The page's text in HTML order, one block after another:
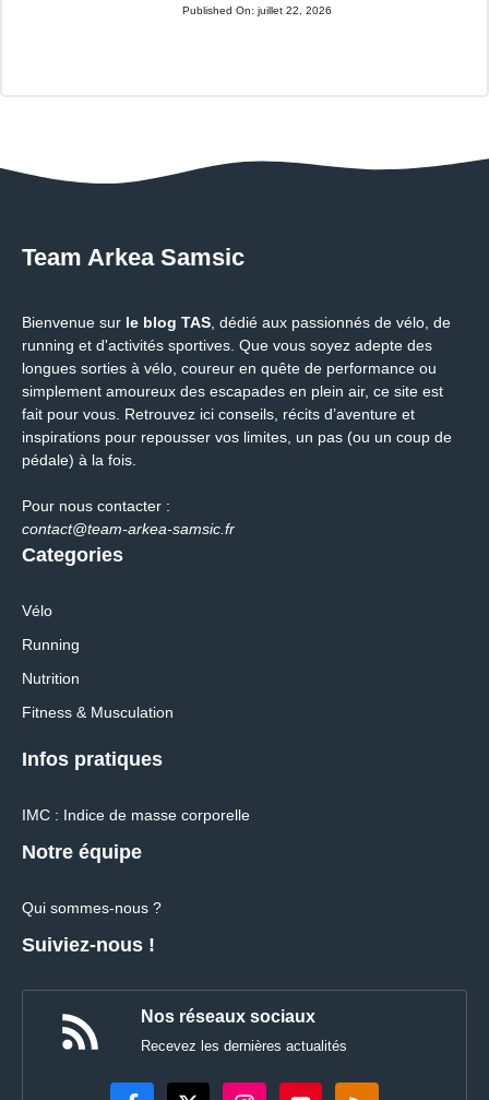
Published On: juillet 22, 2026
Team Arkea Samsic
Bienvenue sur le blog TAS , dédié aux passionnés de vélo, de
running et d'activités sportives. Que vous soyez adepte des
longues sorties à vélo, coureur en quête de performance ou
simplement amoureux des escapades en plein air, ce site est
fait pour vous. Retrouvez ici conseils, récits d’aventure et
inspirations pour repousser vos limites, un pas (ou un coup de
pédale) à la fois.
Pour nous contacter :
contact@team-arkea-samsic.fr
Categories
Vélo
Running
Nutrition
Fitness & Musculation
Infos pratiques
IMC : Indice de masse corporelle
Notre équipe
Qui sommes-nous ?
Suiviez-nous !
Nos réseaux sociaux
Recevez les dernières actualités